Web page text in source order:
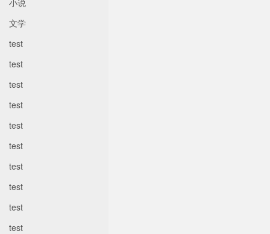
小说
文学
test
test
test
test
test
test
test
test
test
test